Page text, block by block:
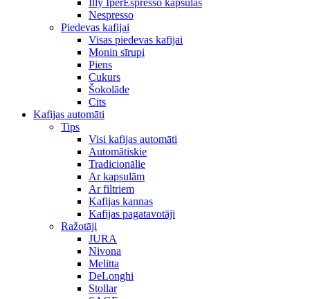
Illy IperEspresso kapsulas
Nespresso
Piedevas kafijai
Visas piedevas kafijai
Monin sīrupi
Piens
Cukurs
Šokolāde
Cits
Kafijas automāti
Tips
Visi kafijas automāti
Automātiskie
Tradicionālie
Ar kapsulām
Ar filtriem
Kafijas kannas
Kafijas pagatavotāji
Ražotāji
JURA
Nivona
Melitta
DeLonghi
Stollar